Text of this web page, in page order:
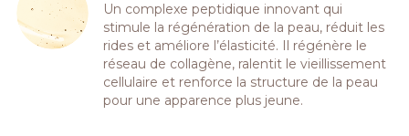
Un complexe peptidique innovant qui
stimule la régénération de la peau, réduit les
rides et améliore l’élasticité. Il régénère le
réseau de collagène, ralentit le vieillissement
cellulaire et renforce la structure de la peau
pour une apparence plus jeune.